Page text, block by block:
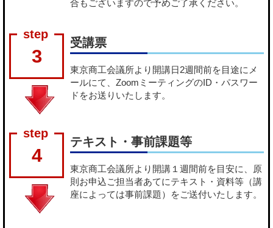
合もございますので予めご了承ください。
3
受講票
東京商工会議所より開講日2週間前を目途にメ
ールにて、ZoomミーティングのID・パスワー
ドをお送りいたします。
4
テキスト・事前課題等
東京商工会議所より開講１週間前を目安に、原
則お申込ご担当者あてにテキスト・資料等（講
座によっては事前課題）をご送付いたします。